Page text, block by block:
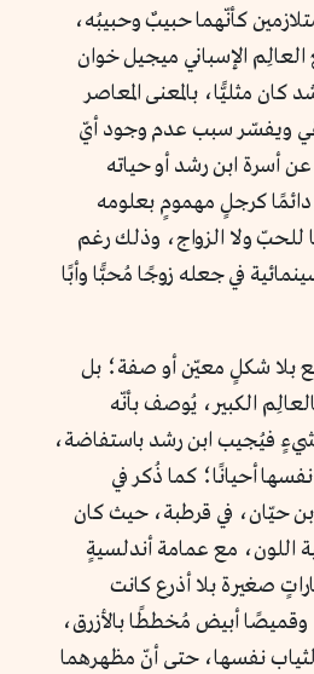
كأنّهما حبيبٌ وحبيبُه،
الإسباني ميجيل خوان
كان مثليًّا، بالمعنى المعاصر
ويفسّر سبب عدم وجود أيّ
أسرة ابن رشد أو حياته
كرجلٍ مهمومٍ بعلومه
للحبّ ولا الزواج، وذلك رغم
في جعله زوجًا مُحبًّا وأبًا
بلا شكلٍ معيّن أو صفة؛ بل
الكبير، يُوصف بأنّه
فيُجيب ابن رشد باستفاضة،
أحيانًا؛ كما ذُكر في
حيّان، في قرطبة، حيث كان
اللون، مع عمامة أندلسيةٍ
صغيرة بلا أذرع كانت
وقميصًا أبيض مُخططًا بالأزرق،
نفسها، حتى أنّ مظهرهما